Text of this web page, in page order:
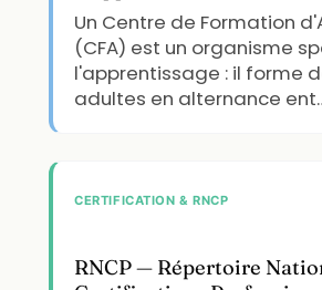
Un Centre de Formation
(CFA) est un organisme
l'apprentissage : il forme
adultes en alternance
CERTIFICATION & RNCP
RNCP — Répertoire